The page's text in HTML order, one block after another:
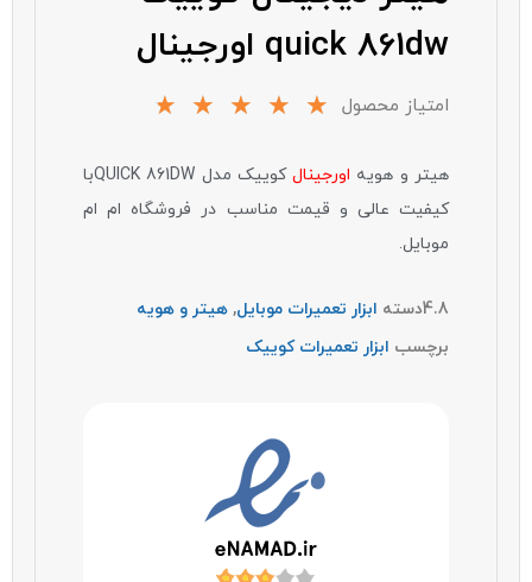
quick 861dw اورجینال
امتیاز محصول ☆
☆
☆
☆
☆
هیتر و هویه اورجینال
کوییک مدل QUICK 861DWبا
کیفیت عالی و قیمت مناسب در فروشگاه ام ام
موبایل.
4.8دسته ابزار تعمیرات موبایل, هیتر و هویه
برچسب ابزار تعمیرات کوییک